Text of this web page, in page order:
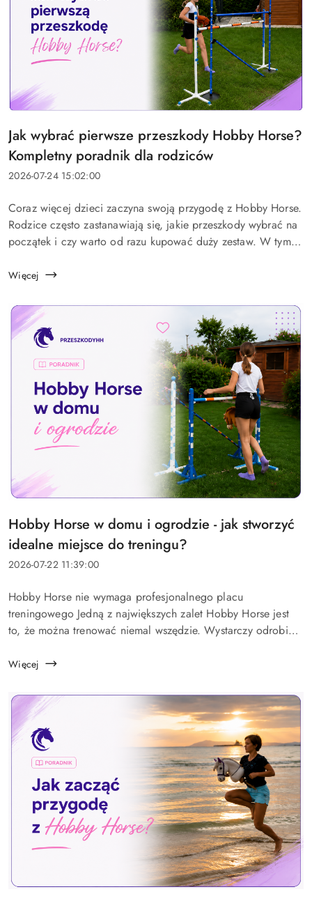
Tytuł
artykułu:
Jak wybrać pierwsze przeszkody Hobby Horse?
Kompletny poradnik dla rodziców
Data
2026-07-24 15:02:00
Treść
artykułu:
Coraz więcej dzieci zaczyna swoją przygodę z Hobby Horse.
Rodzice często zastanawiają się, jakie przeszkody wybrać na
początek i czy warto od razu kupować duży zestaw. W tym
stworzyć bezpieczny tor d...
Więcej
Tytuł
artykułu:
Hobby Horse w domu i ogrodzie - jak stworzyć
idealne miejsce do treningu?
Data
2026-07-22 11:39:00
Treść
artykułu:
Hobby Horse nie wymaga profesjonalnego placu
treningowego Jedną z największych zalet Hobby Horse jest
to, że można trenować niemal wszędzie. Wystarczy odrobina
Niezależnie od tego, czy mieszkaci...
Więcej